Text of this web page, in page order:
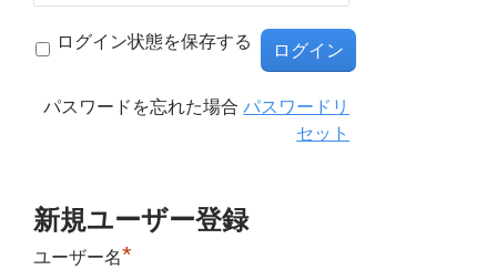
ログイン状態を保存する
パスワードを忘れた場合パスワードリ
セット
新規ユーザー登録
ユーザー名*